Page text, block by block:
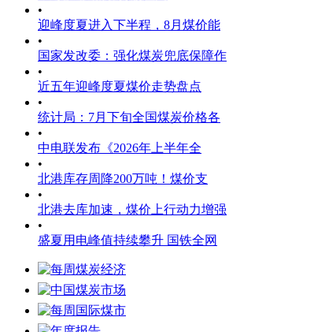
•
迎峰度夏进入下半程，8月煤价能
•
国家发改委：强化煤炭兜底保障作
•
近五年迎峰度夏煤价走势盘点
•
统计局：7月下旬全国煤炭价格各
•
中电联发布《2026年上半年全
•
北港库存周降200万吨！煤价支
•
北港去库加速，煤价上行动力增强
•
盛夏用电峰值持续攀升 国铁全网